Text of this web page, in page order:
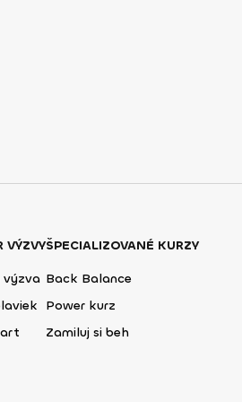
VÝZVY
výzva
ŠPECIALIZOVANÉ KURZY
Back Balance
Power kurz
Zamiluj si beh